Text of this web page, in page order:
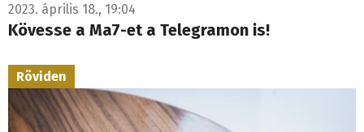
2023. április 18., 19:04
Kövesse a Ma7-et a Telegramon is!
Röviden